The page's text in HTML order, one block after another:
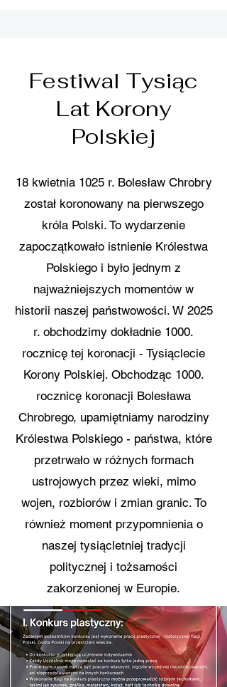
Festiwal Tysiąc
Lat Korony
Polskiej
18 kwietnia 1025 r. Bolesław Chrobry
został koronowany na pierwszego
króla Polski. To wydarzenie
zapoczątkowało istnienie Królestwa
Polskiego i było jednym z
najważniejszych momentów w
historii naszej państwowości. W 2025
r. obchodzimy dokładnie 1000.
rocznicę tej koronacji - Tysiąclecie
Korony Polskiej. Obchodząc 1000.
rocznicę koronacji Bolesława
Chrobrego, upamiętniamy narodziny
Królestwa Polskiego - państwa, które
przetrwało w różnych formach
ustrojowych przez wieki, mimo
wojen, rozbiorów i zmian granic. To
również moment przypomnienia o
naszej tysiącletniej tradycji
politycznej i tożsamości
zakorzenionej w Europie.